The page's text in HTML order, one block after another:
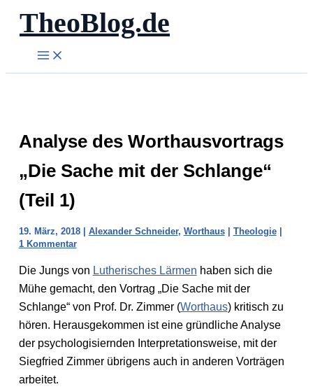
Zum
Inhalt
springen
TheoBlog.de
Analyse des Worthausvortrags
„Die Sache mit der Schlange“
(Teil 1)
19. März, 2018 | Alexander Schneider, Worthaus| Theologie|
1 Kommentar
Die Jungs von Lutherisches Lärmen haben sich die
Mühe gemacht, den Vortrag „Die Sache mit der
Schlange“ von Prof. Dr. Zimmer (Worthaus) kritisch zu
hören. Herausgekommen ist eine gründliche Analyse
der psychologisiernden Interpretationsweise, mit der
Siegfried Zimmer übrigens auch in anderen Vorträgen
arbeitet.